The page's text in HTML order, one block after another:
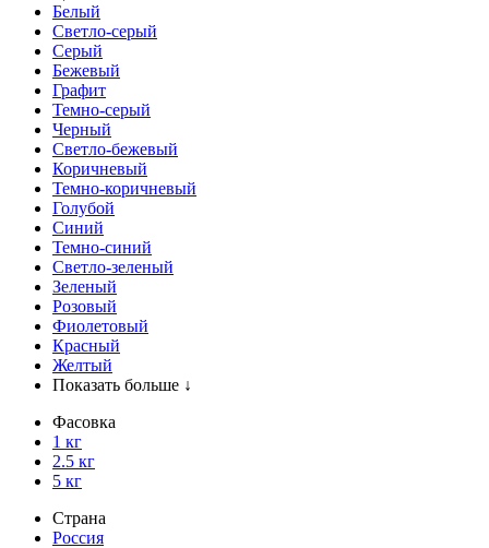
Белый
Светло-серый
Серый
Бежевый
Графит
Темно-серый
Черный
Светло-бежевый
Коричневый
Темно-коричневый
Голубой
Синий
Темно-синий
Светло-зеленый
Зеленый
Розовый
Фиолетовый
Красный
Желтый
Показать больше ↓
Фасовка
1 кг
2.5 кг
5 кг
Страна
Россия